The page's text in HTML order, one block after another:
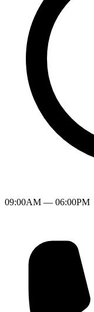
09:00AM — 06:00PM